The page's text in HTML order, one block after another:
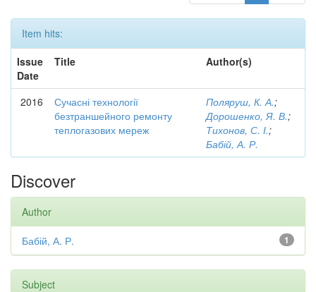
Item hits:
Issue
Date
Title Author(s)
2016
Сучасні технології
безтраншейного ремонту
теплогазових мереж
Поляруш, К. А.;
Дорошенко, Я. В.;
Тихонов, С. І.;
Бабій, А. Р.
Discover
Author
1
Бабій, А. Р.
Subject